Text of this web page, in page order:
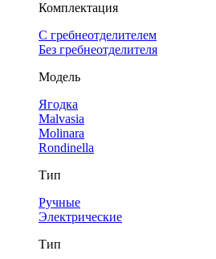
Комплектация
С гребнеотделителем
Без гребнеотделителя
Модель
Ягодка
Malvasia
Molinara
Rondinella
Тип
Ручные
Электрические
Тип